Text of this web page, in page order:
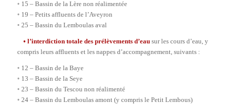
◦ 15 – Bassin de la Lère non réalimentée
◦ 19 – Petits affluents de l’Aveyron
◦ 25 – Bassin du Lemboulas aval
• l’interdiction totale des prélèvements d’eau sur les cours d’eau, y
compris leurs affluents et les nappes d’accompagnement, suivants :
◦ 12 – Bassin de la Baye
◦ 13 – Bassin de la Seye
◦ 23 – Bassin du Tescou non réalimenté
◦ 24 – Bassin du Lemboulas amont (y compris le Petit Lembous)